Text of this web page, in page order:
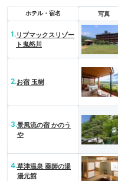
ホテル・宿名 写真
1.リブマックスリゾー
ト鬼怒川
2.お宿 玉樹
3.景風流の宿 かのう
や
4.草津温泉 薬師の湯
湯元館